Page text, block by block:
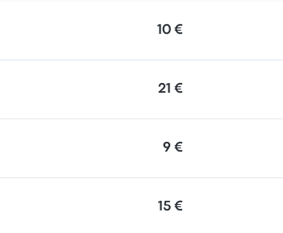
10 €
21 €
9 €
15 €